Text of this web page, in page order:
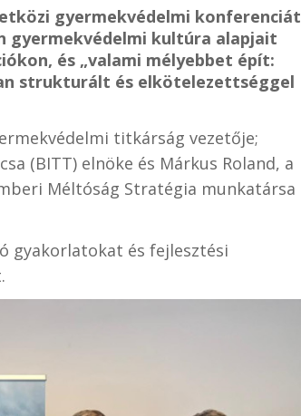
gyermekvédelmi konferenciát
gyermekvédelmi kultúra alapjait
és „valami mélyebbet épít:
strukturált és elkötelezettséggel
titkárság vezetője;
(BITT) elnöke és Márkus Roland, a
Méltóság Stratégia munkatársa
gyakorlatokat és fejlesztési